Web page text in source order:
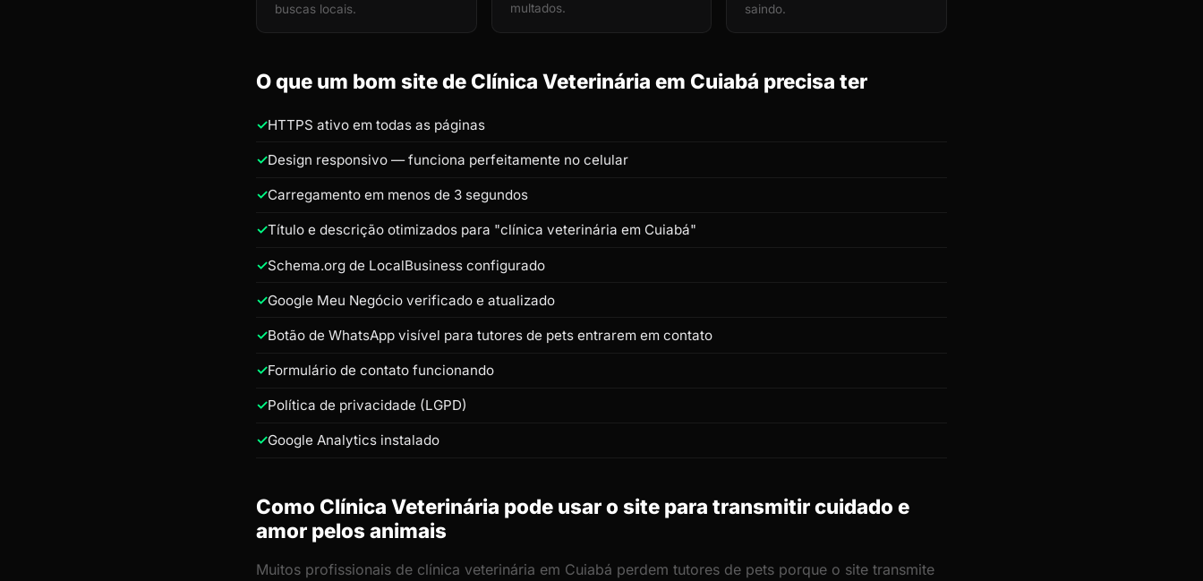
buscas locais.
multados.
saindo.
O que um bom site de Clínica Veterinária em Cuiabá precisa ter
HTTPS ativo em todas as páginas
Design responsivo — funciona perfeitamente no celular
Carregamento em menos de 3 segundos
Título e descrição otimizados para "clínica veterinária em Cuiabá"
Schema.org de LocalBusiness configurado
Google Meu Negócio verificado e atualizado
Botão de WhatsApp visível para tutores de pets entrarem em contato
Formulário de contato funcionando
Política de privacidade (LGPD)
Google Analytics instalado
Como Clínica Veterinária pode usar o site para transmitir cuidado e
amor pelos animais
Muitos profissionais de clínica veterinária em Cuiabá perdem tutores de pets porque o site transmite